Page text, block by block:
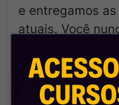
e entregamos
atuais. Você
📞Atendimento
presente
Equipe ágil,